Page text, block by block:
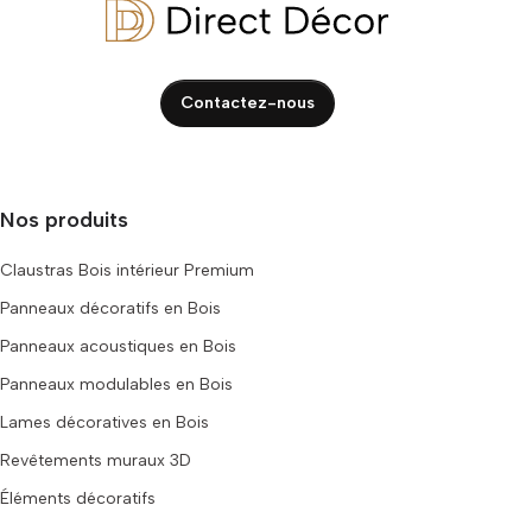
Contactez-nous
Nos produits
Claustras Bois intérieur Premium
Panneaux décoratifs en Bois
Panneaux acoustiques en Bois
Panneaux modulables en Bois
Lames décoratives en Bois
Revêtements muraux 3D
Éléments décoratifs